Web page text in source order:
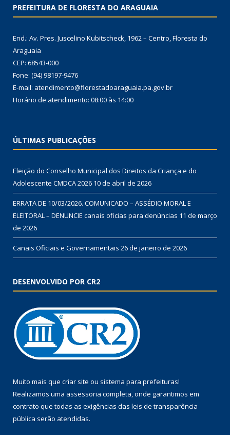
PREFEITURA DE FLORESTA DO ARAGUAIA
End.: Av. Pres. Juscelino Kubitscheck, 1962 – Centro, Floresta do
Araguaia
CEP: 68543-000
Fone: (94) 98197-9476
E-mail: atendimento@florestadoaraguaia.pa.gov.br
Horário de atendimento: 08:00 às 14:00
ÚLTIMAS PUBLICAÇÕES
Eleição do Conselho Municipal dos Direitos da Criança e do
Adolescente CMDCA 2026 10 de abril de 2026
ERRATA DE 10/03/2026. COMUNICADO – ASSÉDIO MORAL E
ELEITORAL – DENUNCIE canais oficias para denúncias 11 de março
de 2026
Canais Oficiais e Governamentais 26 de janeiro de 2026
DESENVOLVIDO POR CR2
Muito mais que criar site ou sistema para prefeituras!
Realizamos uma assessoria completa, onde garantimos em
contrato que todas as exigências das leis de transparência
pública serão atendidas.